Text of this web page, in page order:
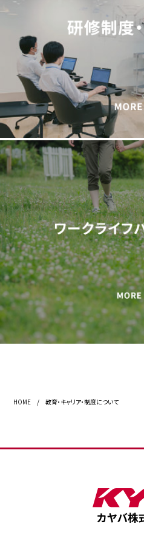
HOME / 教育・キャリア・制度について